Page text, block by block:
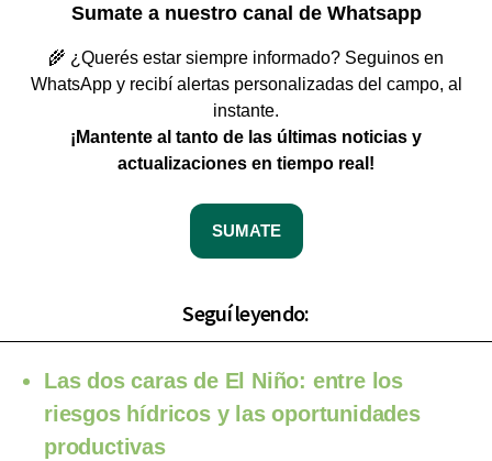
Sumate a nuestro canal de Whatsapp
🌾 ¿Querés estar siempre informado? Seguinos en
WhatsApp y recibí alertas personalizadas del campo, al
instante.
¡Mantente al tanto de las últimas noticias y
actualizaciones en tiempo real!
SUMATE
Seguí leyendo:
Las dos caras de El Niño: entre los
riesgos hídricos y las oportunidades
productivas